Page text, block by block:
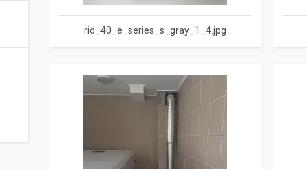
rid_40_e_series_s_gray_1_4.jpg